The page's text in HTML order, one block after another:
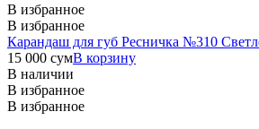
В избранное
В избранное
Карандаш для губ Ресничка №310
15 000 сумВ корзину
В наличии
В избранное
В избранное